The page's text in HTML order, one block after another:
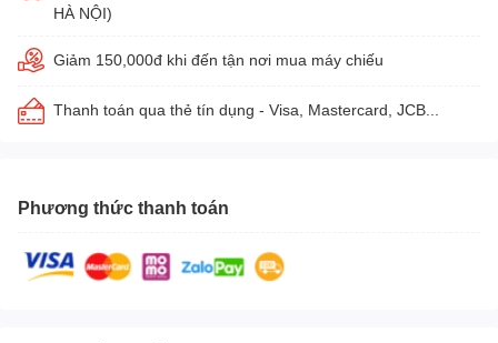
HÀ NỘI)
Giảm 150,000đ khi đến tận nơi mua máy chiếu
Thanh toán qua thẻ tín dụng - Visa, Mastercard, JCB...
Phương thức thanh toán